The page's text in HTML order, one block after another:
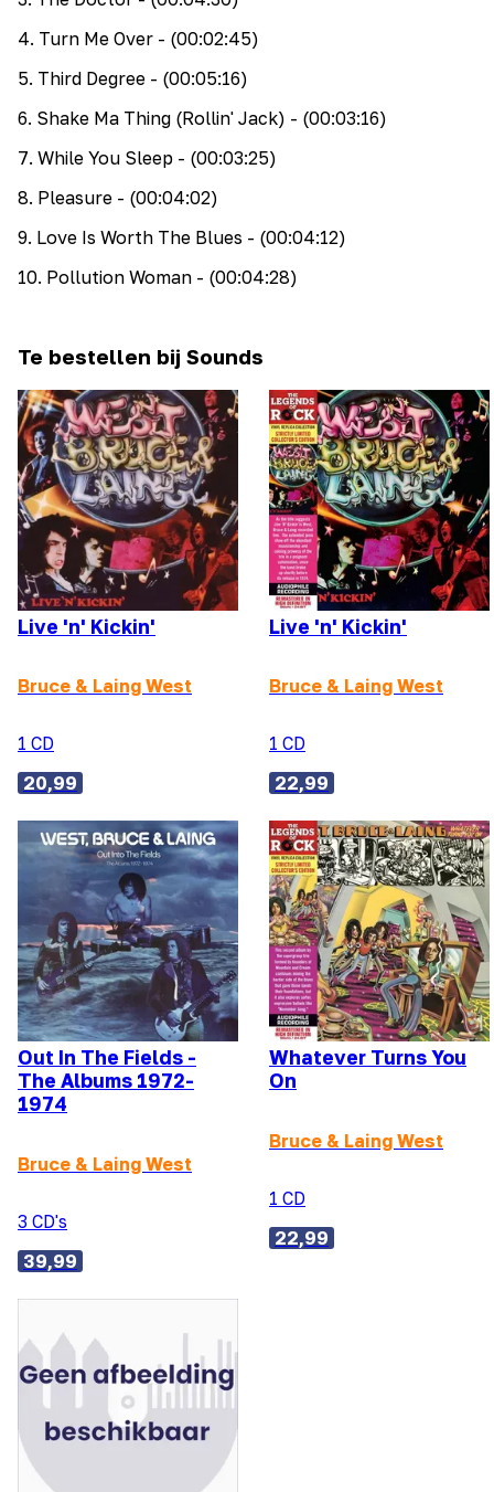
4. Turn Me Over - (00:02:45)
5. Third Degree - (00:05:16)
6. Shake Ma Thing (Rollin' Jack) - (00:03:16)
7. While You Sleep - (00:03:25)
8. Pleasure - (00:04:02)
9. Love Is Worth The Blues - (00:04:12)
10. Pollution Woman - (00:04:28)
Te bestellen bij Sounds
Live 'n' Kickin'
Bruce & Laing West
1 CD
20,99
Live 'n' Kickin'
Bruce & Laing West
1 CD
22,99
Out In The Fields -
The Albums 1972-
1974
Bruce & Laing West
3 CD's
39,99
Whatever Turns You
On
Bruce & Laing West
1 CD
22,99